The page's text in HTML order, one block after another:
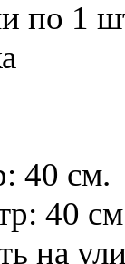
по 1
40 см.
40
на